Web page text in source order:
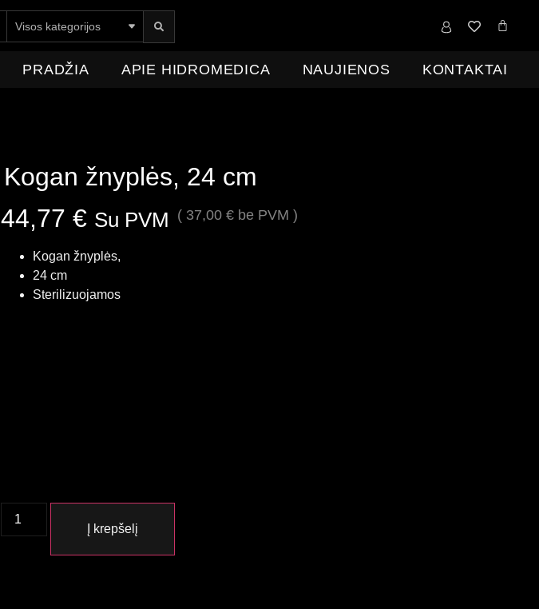
KONTAKTAI 0,00
PRADŽIA APIE HIDROMEDICA NAUJIENOS KONTAKTAI
Kogan žnyplės, 24 cm
44,77 € Su PVM ( 37,00 € be PVM )
Kogan žnyplės,
24 cm
Sterilizuojamos
Į krepšelį